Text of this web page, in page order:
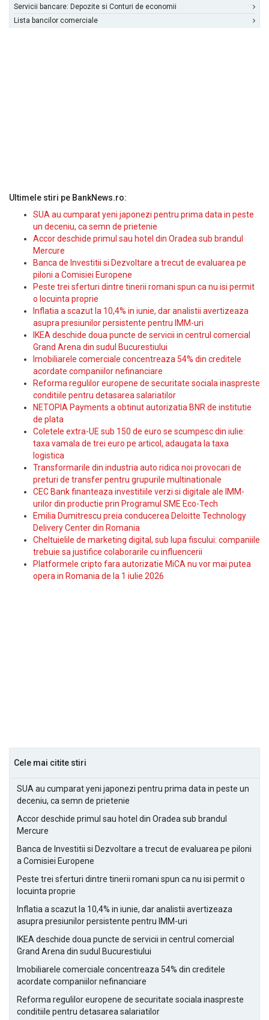
Servicii bancare: Depozite si Conturi de economii
Lista bancilor comerciale
Ultimele stiri pe BankNews.ro:
SUA au cumparat yeni japonezi pentru prima data in peste
un deceniu, ca semn de prietenie
Accor deschide primul sau hotel din Oradea sub brandul
Mercure
Banca de Investitii si Dezvoltare a trecut de evaluarea pe
piloni a Comisiei Europene
Peste trei sferturi dintre tinerii romani spun ca nu isi permit
o locuinta proprie
Inflatia a scazut la 10,4% in iunie, dar analistii avertizeaza
asupra presiunilor persistente pentru IMM-uri
IKEA deschide doua puncte de servicii in centrul comercial
Grand Arena din sudul Bucurestiului
Imobiliarele comerciale concentreaza 54% din creditele
acordate companiilor nefinanciare
Reforma regulilor europene de securitate sociala inaspreste
conditiile pentru detasarea salariatilor
NETOPIA Payments a obtinut autorizatia BNR de institutie
de plata
Coletele extra-UE sub 150 de euro se scumpesc din iulie:
taxa vamala de trei euro pe articol, adaugata la taxa
logistica
Transformarile din industria auto ridica noi provocari de
preturi de transfer pentru grupurile multinationale
CEC Bank finanteaza investitiile verzi si digitale ale IMM-
urilor din productie prin Programul SME Eco-Tech
Emilia Dumitrescu preia conducerea Deloitte Technology
Delivery Center din Romania
Cheltuielile de marketing digital, sub lupa fiscului: companiile
trebuie sa justifice colaborarile cu influencerii
Platformele cripto fara autorizatie MiCA nu vor mai putea
opera in Romania de la 1 iulie 2026
Cele mai citite stiri
SUA au cumparat yeni japonezi pentru prima data in peste un
deceniu, ca semn de prietenie
Accor deschide primul sau hotel din Oradea sub brandul
Mercure
Banca de Investitii si Dezvoltare a trecut de evaluarea pe piloni
a Comisiei Europene
Peste trei sferturi dintre tinerii romani spun ca nu isi permit o
locuinta proprie
Inflatia a scazut la 10,4% in iunie, dar analistii avertizeaza
asupra presiunilor persistente pentru IMM-uri
IKEA deschide doua puncte de servicii in centrul comercial
Grand Arena din sudul Bucurestiului
Imobiliarele comerciale concentreaza 54% din creditele
acordate companiilor nefinanciare
Reforma regulilor europene de securitate sociala inaspreste
conditiile pentru detasarea salariatilor